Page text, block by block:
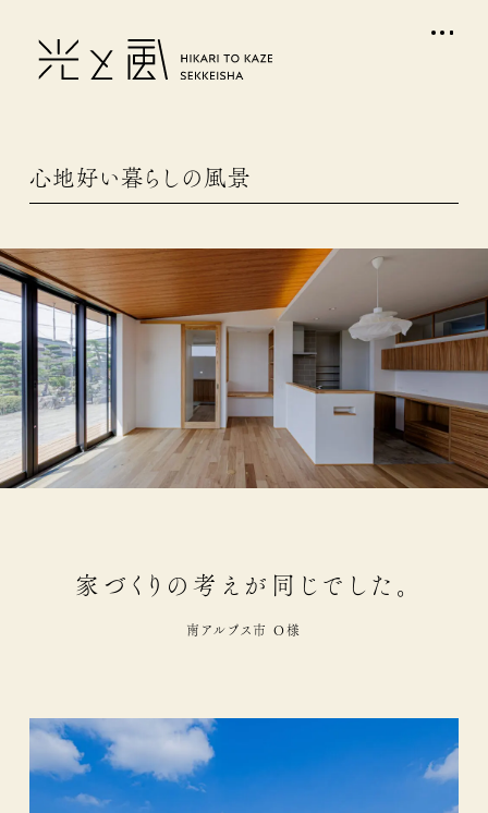
心地好い暮らしの風景
家づくりの考えが同じでした。
南アルプス市 O様